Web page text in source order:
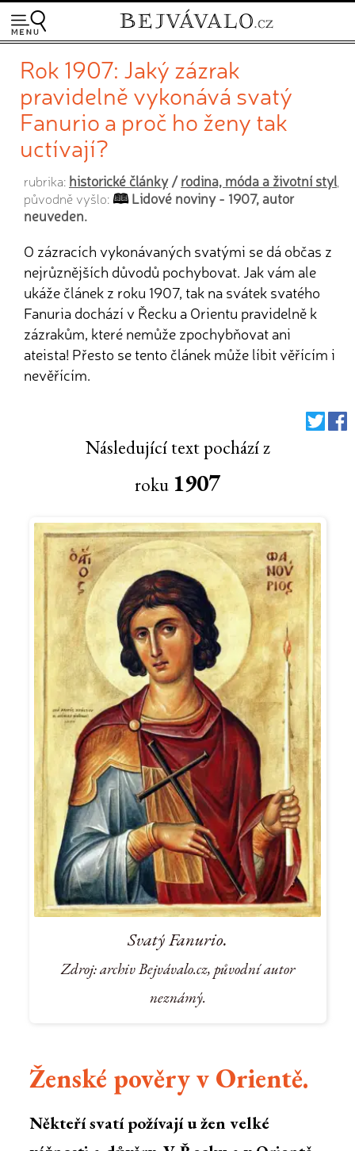
Rok 1907: Jaký zázrak
pravidelně vykonává svatý
Fanurio a proč ho ženy tak
uctívají?
rubrika: historické články/rodina, móda a životní styl
původně vyšlo:
Lidové noviny - 1907, autor
neuveden.
O zázracích vykonávaných svatými se dá občas z
nejrůznějších důvodů pochybovat. Jak vám ale
ukáže článek z roku 1907, tak na svátek svatého
Fanuria dochází v Řecku a Orientu pravidelně k
zázrakům, které nemůže zpochybňovat ani
ateista! Přesto se tento článek může líbit věřícím i
nevěřícím.
Následující text pochází z
roku 1907
Svatý Fanurio.
Zdroj: archiv Bejvávalo.cz, původní autor
neznámý.
Ženské pověry v Orientě.
Někteří svatí požívají u žen velké